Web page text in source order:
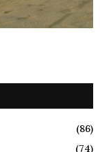
(86)
(74)